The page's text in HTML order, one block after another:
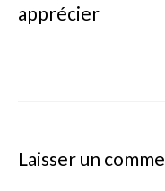
apprécier
Laisser un